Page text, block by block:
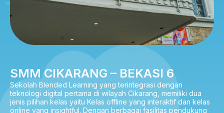
SMM CIKARANG – BEKASI 6
Sekolah Blended Learning yang terintegrasi dengan
teknologi digital pertama di wilayah Cikarang, memiliki dua
jenis pilihan kelas yaitu Kelas offline yang interaktif dan kelas
online yang insightful. Dengan berbagai fasilitas pendukung